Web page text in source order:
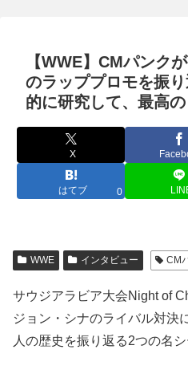
【WWE】CMパンク
のラッププロモを振
的に研究して、最高の
X
はてブ 0
WWE インタビュー CM
サウジアラビア大会Night of
ジョン・シナのライバル対決
人の歴史を振り返る2つの名